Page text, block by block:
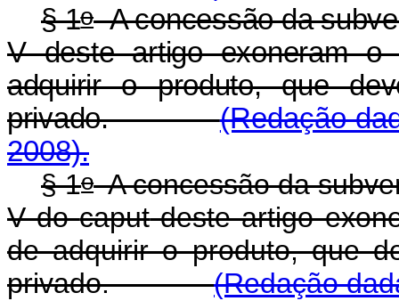
§ 1oA concessão da
V deste artigo exoneram o
adquirir o produto, que
privado.(Redação
2008).
§ 1oA concessão da
V docaputdeste artigo
de adquirir o produto, que
privado.(Redação